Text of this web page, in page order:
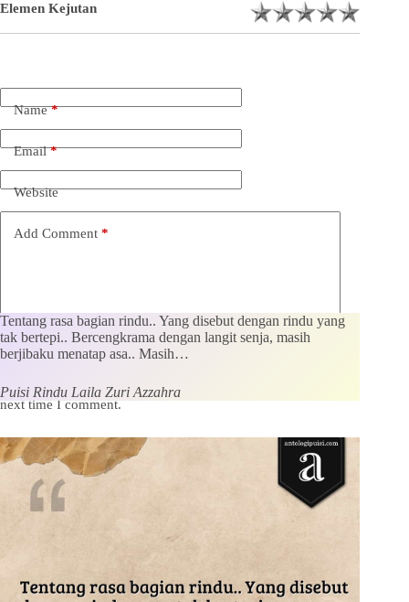
Elemen Kejutan
Name*
Email*
Website
Add Comment *
Save my name, email and website in this browser for the
next time I comment.
Kirim Komentar
Tentang rasa bagian rindu.. Yang disebut dengan rindu yang
tak bertepi.. Bercengkrama dengan langit senja, masih
berjibaku menatap asa.. Masih…
Puisi Rindu Laila Zuri Azzahra